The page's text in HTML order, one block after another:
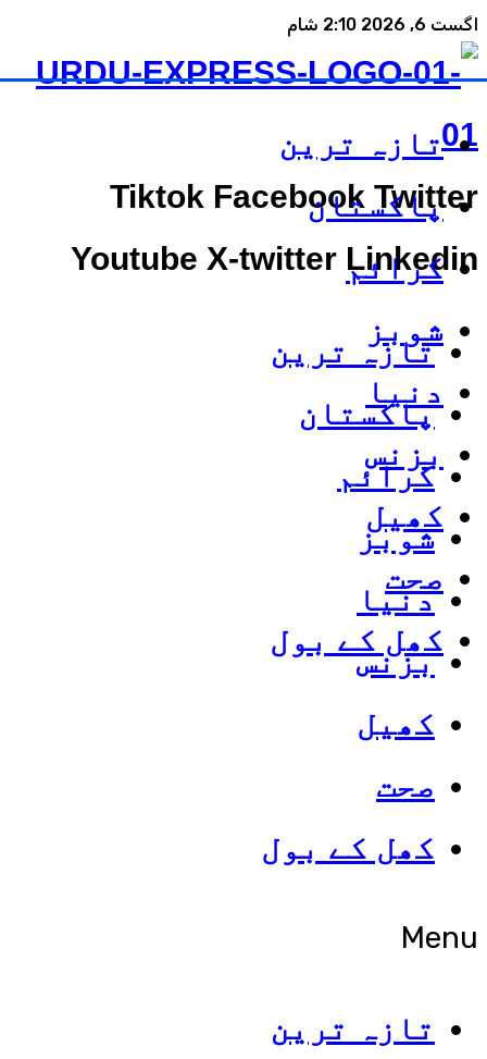
اگست 6, 2026 2:10 شام
Tiktok Facebook Twitter
Youtube X-twitter Linkedin
تازہ ترین
پاکستان
کرائم
شوبز
دنیا
بزنس
کھیل
صحت
کھل کے بول
Menu
تازہ ترین
تازہ ترین
پاکستان
کرائم
شوبز
دنیا
بزنس
کھیل
صحت
کھل کے بول